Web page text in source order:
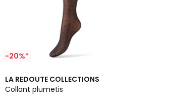
-20%*
LA REDOUTE COLLECTIONS
Collant plumetis
4
/